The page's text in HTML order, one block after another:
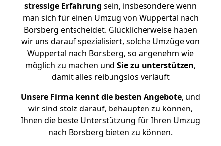
stressige Erfahrung sein, insbesondere wenn
man sich für einen Umzug von Wuppertal nach
Borsberg entscheidet. Glücklicherweise haben
wir uns darauf spezialisiert, solche Umzüge von
Wuppertal nach Borsberg, so angenehm wie
möglich zu machen und Sie zu unterstützen,
damit alles reibungslos verläuft
Unsere Firma kennt die besten Angebote, und
wir sind stolz darauf, behaupten zu können,
Ihnen die beste Unterstützung für Ihren Umzug
nach Borsberg bieten zu können.